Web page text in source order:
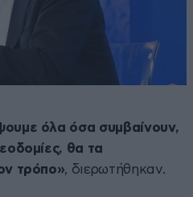
όλα όσα συμβαίνουν,
θα τα
τρόπο», διερωτήθηκαν.